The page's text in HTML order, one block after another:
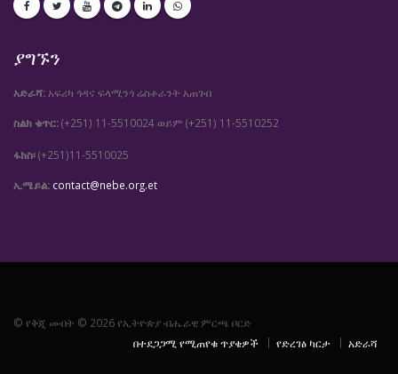
ያግኙን
አድራሻ: አፍሪካ ጎዳና ፍላሚንጎ ሬስቶራንት አጠገብ
ስልክ ቁጥር:(+251) 11-5510024 ወይም (+251) 11-5510252
ፋክስ፡(+251)11-5510025
ኢሜይል: contact@nebe.org.et
© የቅጂ መብት © 2026 የኢትዮጵያ ብሔራዊ ምርጫ ቦርድ
በተደጋጋሚ የሚጠየቁ ጥያቄዎች
የድረገፅ ካርታ አድራሻ